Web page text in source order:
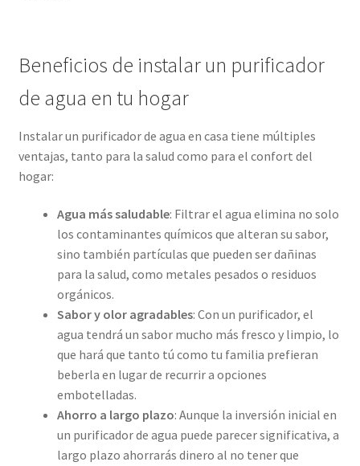
Beneficios de instalar un purificador
de agua en tu hogar
Instalar un purificador de agua en casa tiene múltiples
ventajas, tanto para la salud como para el confort del
hogar:
Agua más saludable: Filtrar el agua elimina no solo
los contaminantes químicos que alteran su sabor,
sino también partículas que pueden ser dañinas
para la salud, como metales pesados o residuos
orgánicos.
Sabor y olor agradables: Con un purificador, el
agua tendrá un sabor mucho más fresco y limpio, lo
que hará que tanto tú como tu familia prefieran
beberla en lugar de recurrir a opciones
embotelladas.
Ahorro a largo plazo: Aunque la inversión inicial en
un purificador de agua puede parecer significativa, a
largo plazo ahorrarás dinero al no tener que